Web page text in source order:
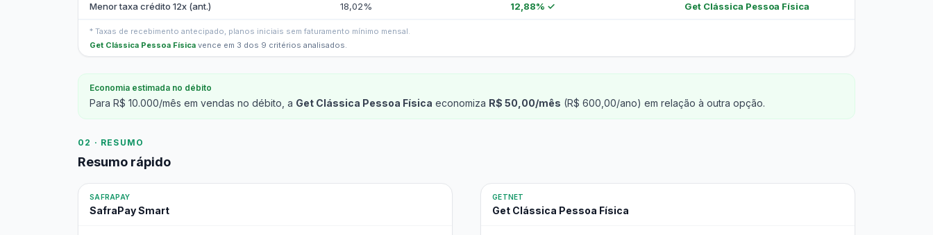
Menor taxa crédito 12x (ant.) 18,02% 12,88% ✓ Get Clássica Pessoa Física
* Taxas de recebimento antecipado, planos iniciais sem faturamento mínimo mensal.
Get Clássica Pessoa Física vence em 3 dos 9 critérios analisados.
Economia estimada no débito
Para R$ 10.000/mês em vendas no débito, a Get Clássica Pessoa Física economiza R$ 50,00/mês (R$ 600,00/ano) em relação à outra opção.
02 · RESUMO
Resumo rápido
SAFRAPAY
SafraPay Smart
GETNET
Get Clássica Pessoa Física